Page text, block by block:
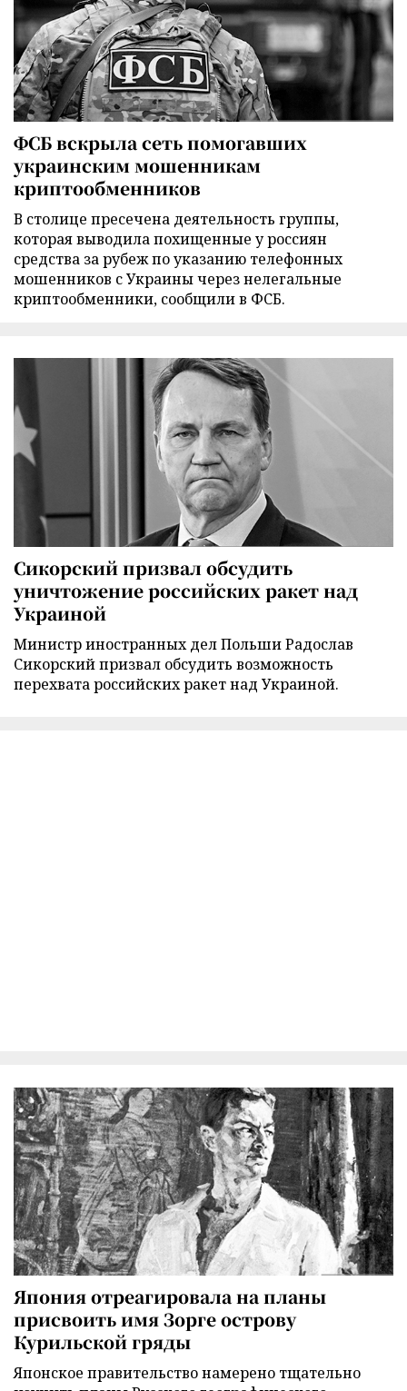
ФСБ вскрыла сеть помогавших
украинским мошенникам
криптообменников
В столице пресечена деятельность группы,
которая выводила похищенные у россиян
средства за рубеж по указанию телефонных
мошенников с Украины через нелегальные
криптообменники, сообщили в ФСБ.
Сикорский призвал обсудить
уничтожение российских ракет над
Украиной
Министр иностранных дел Польши Радослав
Сикорский призвал обсудить возможность
перехвата российских ракет над Украиной.
Япония отреагировала на планы
присвоить имя Зорге острову
Курильской гряды
Японское правительство намерено тщательно